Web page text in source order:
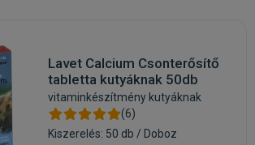
Lavet Calcium Csonterősítő
tabletta kutyáknak 50db
vitaminkészítmény kutyáknak
(6)
Kiszerelés: 50 db / Doboz